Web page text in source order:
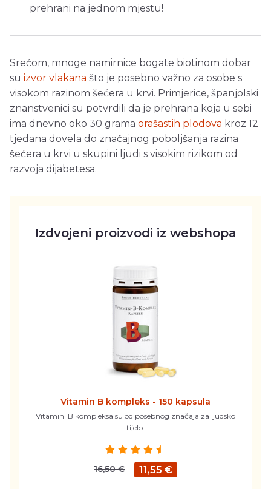
prehrani na jednom mjestu!
Srećom, mnoge namirnice bogate biotinom dobar
su izvor vlakana što je posebno važno za osobe s
visokom razinom šećera u krvi. Primjerice, španjolski
znanstvenici su potvrdili da je prehrana koja u sebi
ima dnevno oko 30 grama orašastih plodova kroz 12
tjedana dovela do značajnog poboljšanja razina
šećera u krvi u skupini ljudi s visokim rizikom od
razvoja dijabetesa.
Izdvojeni proizvodi iz webshopa
Vitamin B kompleks - 150 kapsula
Vitamini B kompleksa su od posebnog značaja za ljudsko
tijelo.
16,50 € 11,55 €